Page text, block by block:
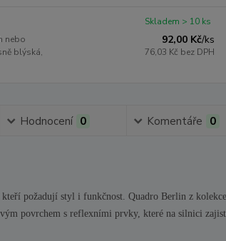
nebo
blýská,
92,00 Kč/ks
76,03 Kč bez DPH
Skladem > 10 ks
Hodnocení 0 Komentáře 0
požadují styl i funkčnost. Quadro Berlin z
povrchem s reflexními prvky, které na silnici